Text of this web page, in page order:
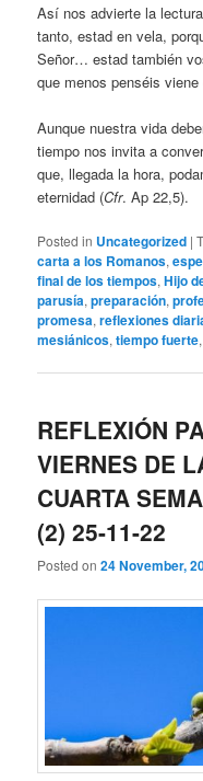
Así nos advierte la
tanto, estad en vela,
Señor… estad también
que menos penséis viene
Aunque nuestra vida
tiempo nos invita a
que, llegada la hora,
eternidad (Cfr. Ap 22,5).
Posted in Uncategorized |
carta a los Romanos,
final de los tiempos,Hijo
parusía,preparación,
promesa,reflexiones
mesiánicos,tiempo fuerte
REFLEXIÓN
VIERNES DE
CUARTA
(2) 25-11-22
Posted on24 November,